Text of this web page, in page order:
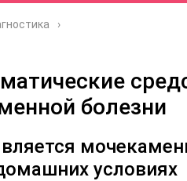
болезни
условиях